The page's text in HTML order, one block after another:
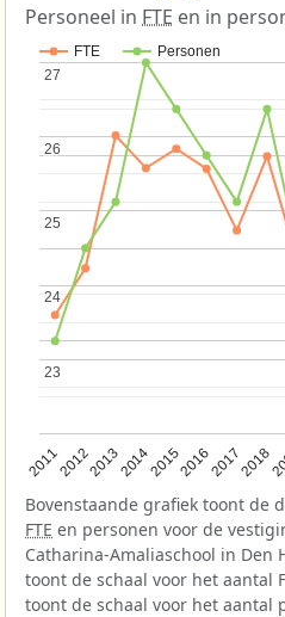
Personeel in FTE en in
FTE Personen
20112012201320142015201620172018
23
23
24
24
25
25
26
26
27
27
Bovenstaande grafiek toont de
FTE en personen voor de
Catharina-Amaliaschool in Den
toont de schaal voor het aantal
toont de schaal voor het aantal